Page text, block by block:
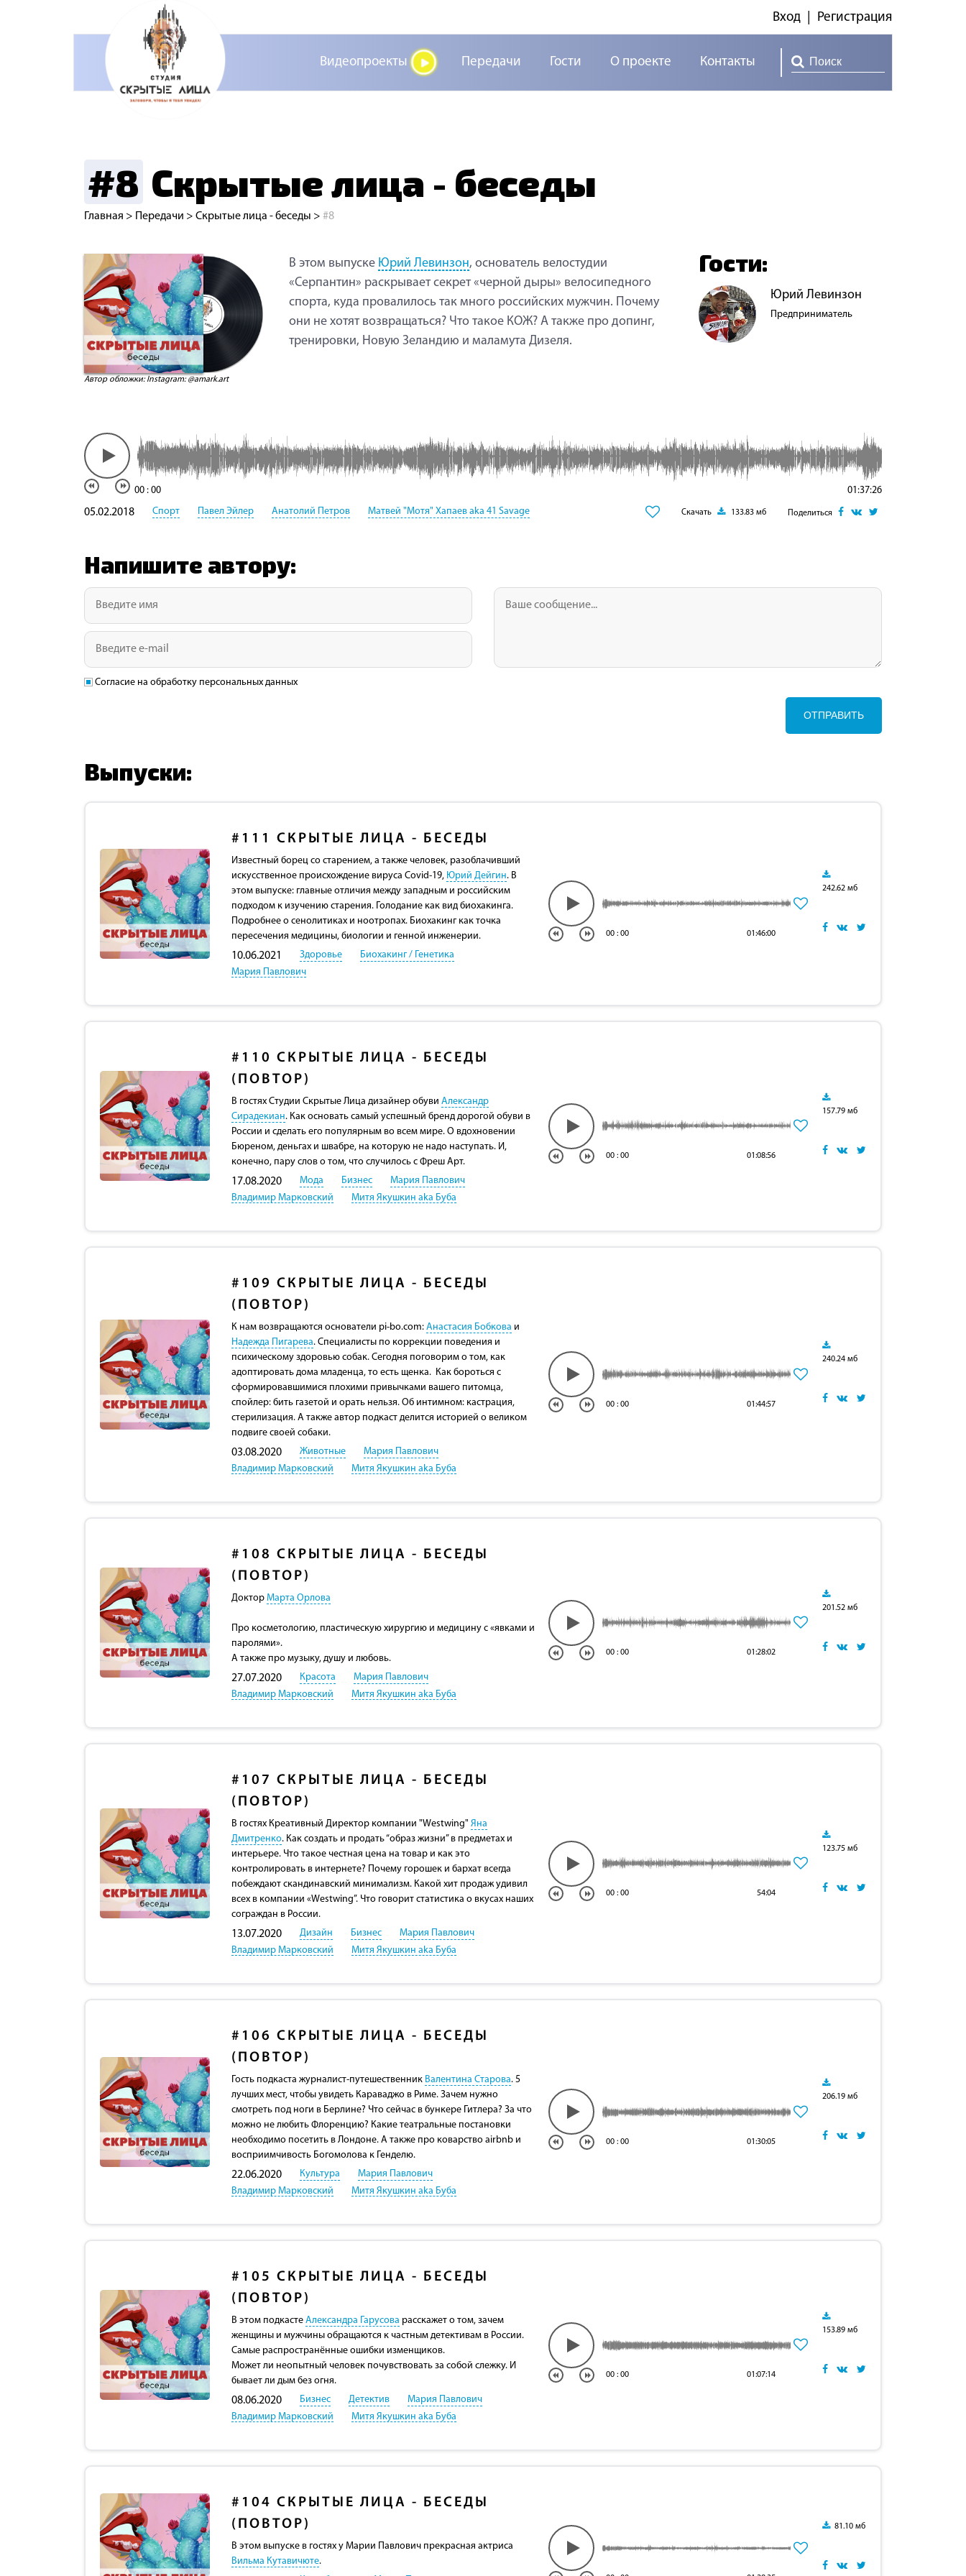
Видеопроекты Передачи Гости О проекте Контакты
Вход Регистрация
#8 Скрытые лица - беседы
Главная > Передачи > Скрытые лица - беседы > #8
Автор обложки: Instagram: @amark.art
В этом выпуске Юрий Левинзон, основатель велостудии
«Серпантин» раскрывает секрет «черной дыры» велосипедного
спорта, куда провалилось так много российских мужчин. Почему
они не хотят возвращаться? Что такое КОЖ? А также про допинг,
тренировки, Новую Зеландию и маламута Дизеля.
Гости:
Юрий Левинзон
Предприниматель
00 : 00 01:37:26
Скачать 133.83 мб Поделиться
05.02.2018 Спорт Павел Эйлер Анатолий Петров Матвей "Мотя" Хапаев aka 41 Savage
Напишите автору:
Согласие на обработку персональных данных
ОТПРАВИТЬ
Выпуски:
#111 СКРЫТЫЕ ЛИЦА - БЕСЕДЫ
Известный борец со старением, а также человек, разоблачивший
искусственное происхождение вируса Covid-19, Юрий Дейгин. В
этом выпуске: главные отличия между западным и российским
подходом к изучению старения. Голодание как вид биохакинга.
Подробнее о сенолитиках и ноотропах. Биохакинг как точка
пересечения медицины, биологии и генной инженерии.
10.06.2021 Здоровье
Биохакинг / Генетика
Мария Павлович
00 : 00 01:46:00
242.62 мб
#110 СКРЫТЫЕ ЛИЦА - БЕСЕДЫ
(ПОВТОР)
В гостях Студии Скрытые Лица дизайнер обуви Александр
Сирадекиан. Как основать самый успешный бренд дорогой обуви в
России и сделать его популярным во всем мире. О вдохновении
Бюреном, деньгах и швабре, на которую не надо наступать. И,
конечно, пару слов о том, что случилось с Фреш Арт.
17.08.2020 Мода Бизнес
Мария Павлович
Владимир Марковский
Митя Якушкин aka Буба
00 : 00 01:08:56
157.79 мб
#109 СКРЫТЫЕ ЛИЦА - БЕСЕДЫ
(ПОВТОР)
К нам возвращаются основатели pi-bo.com: Анастасия Бобкова и
Надежда Пигарева. Специалисты по коррекции поведения и
психическому здоровью собак. Сегодня поговорим о том, как
адоптировать дома младенца, то есть щенка. Как бороться с
сформировавшимися плохими привычками вашего питомца,
спойлер: бить газетой и орать нельзя. Об интимном: кастрация,
стерилизация. А также автор подкаст делится историей о великом
подвиге своей собаки.
03.08.2020 Животные
Мария Павлович
Владимир Марковский
Митя Якушкин aka Буба
00 : 00 01:44:57
240.24 мб
#108 СКРЫТЫЕ ЛИЦА - БЕСЕДЫ
(ПОВТОР)
Доктор Марта Орлова
Про косметологию, пластическую хирургию и медицину с «явками и
паролями».
А также про музыку, душу и любовь.
27.07.2020 Красота
Мария Павлович
Владимир Марковский
Митя Якушкин aka Буба
00 : 00 01:28:02
201.52 мб
#107 СКРЫТЫЕ ЛИЦА - БЕСЕДЫ
(ПОВТОР)
В гостях Креативный Директор компании "Westwing" Яна
Дмитренко. Как создать и продать “образ жизни” в предметах и
интерьере. Что такое честная цена на товар и как это
контролировать в интернете? Почему горошек и бархат всегда
побеждают скандинавский минимализм. Какой хит продаж удивил
всех в компании «Westwing”. Что говорит статистика о вкусах наших
сограждан в России.
13.07.2020 Дизайн Бизнес
Мария Павлович
Владимир Марковский
Митя Якушкин aka Буба
00 : 00 54:04
123.75 мб
#106 СКРЫТЫЕ ЛИЦА - БЕСЕДЫ
(ПОВТОР)
Гость подкаста журналист-путешественник Валентина Старова. 5
лучших мест, чтобы увидеть Караваджо в Риме. Зачем нужно
смотреть под ноги в Берлине? Что сейчас в бункере Гитлера? За что
можно не любить Флоренцию? Какие театральные постановки
необходимо посетить в Лондоне. А также про коварство airbnb и
восприимчивость Богомолова к Генделю.
22.06.2020 Культура
Мария Павлович
Владимир Марковский
Митя Якушкин aka Буба
00 : 00 01:30:05
206.19 мб
#105 СКРЫТЫЕ ЛИЦА - БЕСЕДЫ
(ПОВТОР)
В этом подкасте Александра Гарусова расскажет о том, зачем
женщины и мужчины обращаются к частным детективам в России.
Самые распространённые ошибки изменщиков.
Может ли неопытный человек почувствовать за собой слежку. И
бывает ли дым без огня.
08.06.2020 Бизнес Детектив
Мария Павлович
Владимир Марковский
Митя Якушкин aka Буба
00 : 00 01:07:14
153.89 мб
#104 СКРЫТЫЕ ЛИЦА - БЕСЕДЫ
(ПОВТОР)
В этом выпуске в гостях у Марии Павлович прекрасная актриса
Вильма Кутавичюте.
81.10 мб